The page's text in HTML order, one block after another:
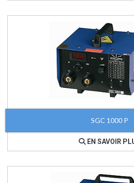
SGC 1000 P
EN SAVOIR